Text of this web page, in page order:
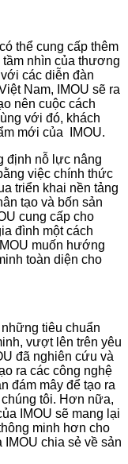
thể cung cấp thêm
nhìn của thương
các diễn đàn
Nam, IMOU sẽ ra
nên cuộc cách
với đó, khách
mới của IMOU.
định nỗ lực nâng
việc chính thức
triển khai nền tảng
tạo và bốn sản
cung cấp cho
đình một cách
muốn hướng
toàn diện cho
tiêu chuẩn
vượt lên trên yêu
đã nghiên cứu và
ra các công nghệ
đám mây để tạo ra
tôi. Hơn nữa,
IMOU sẽ mang lại
minh hơn cho
IMOU chia sẻ về sản